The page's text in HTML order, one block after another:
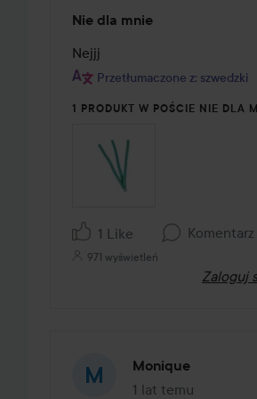
1
z
5
Nie dla mnie
Nejjj
Przetłumaczone z: szwedzki
1 PRODUKT W POŚCIE NIE DLA
1 Like Komentarz
971 wyświetleń
Zaloguj
Monique
1 lat temu
Post został